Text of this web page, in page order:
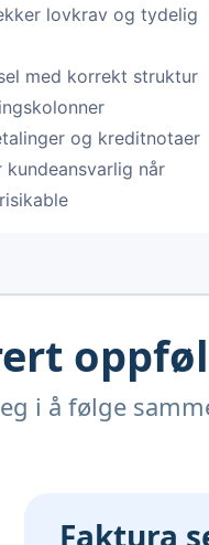
lovkrav og tydelig
med korrekt struktur
og kreditnotaer
når